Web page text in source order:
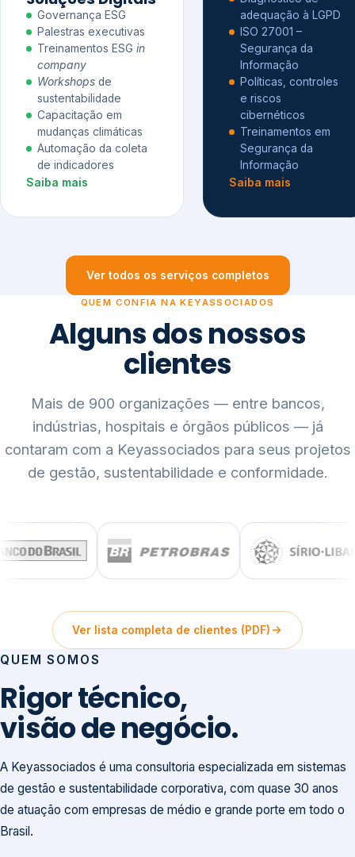
Governança ESG
Palestras executivas
Treinamentos ESG in
company
Workshops de
sustentabilidade
Capacitação em
mudanças climáticas
Automação da coleta
de indicadores
Saiba mais
adequação à LGPD
ISO 27001 –
Segurança da
Informação
Políticas, controles
e riscos
cibernéticos
Treinamentos em
Segurança da
Informação
Saiba mais
Ver todos os serviços completos
QUEM CONFIA NA KEYASSOCIADOS
Alguns dos nossos
clientes
Mais de 900 organizações — entre bancos,
indústrias, hospitais e órgãos públicos — já
contaram com a Keyassociados para seus projetos
de gestão, sustentabilidade e conformidade.
Ver lista completa de clientes (PDF)
QUEM SOMOS
Rigor técnico,
visão de negócio.
A Keyassociados é uma consultoria especializada em sistemas
de gestão e sustentabilidade corporativa, com quase 30 anos
de atuação com empresas de médio e grande porte em todo o
Brasil.